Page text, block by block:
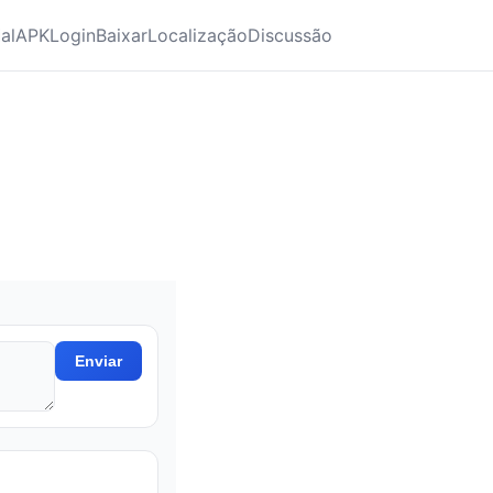
APKLoginBaixarLocalizaçãoDiscussão
Enviar